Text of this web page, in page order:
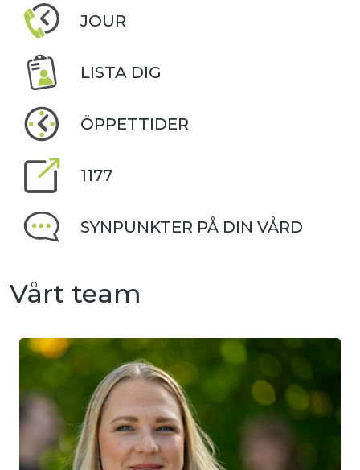
JOUR
LISTA DIG
ÖPPETTIDER
1177
SYNPUNKTER PÅ DIN VÅRD
Vårt team